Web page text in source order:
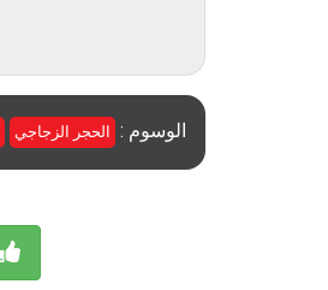
الوسوم : الحجر الزجاجي